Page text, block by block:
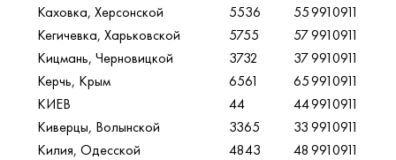
Каховка, Херсонской
5536 559910911
Кегичевка, Харьковской
5755 579910911
Кицмань, Черновицкой
3732 379910911
Керчь, Крым
6561 659910911
КИЕВ
44 449910911
Киверцы, Волынской
3365 339910911
Килия, Одесской
4843 489910911